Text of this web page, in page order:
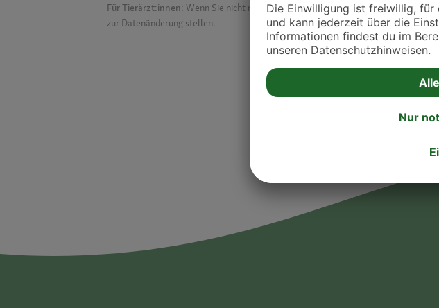
Für Tierärzt:innen: Wenn Sie nicht mehr auf der Dr. Fressnapf Tierarztsuche als
zur Datenänderung stellen.